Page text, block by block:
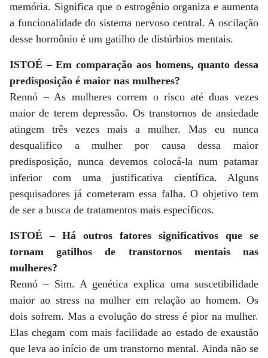
memória. Significa que o estrogênio organiza e aumenta
a funcionalidade do sistema nervoso central. A oscilação
desse hormônio é um gatilho de distúrbios mentais.
ISTOÉ – Em comparação aos homens, quanto dessa
predisposição é maior nas mulheres?
Rennó – As mulheres correm o risco até duas vezes
maior de terem depressão. Os transtornos de ansiedade
atingem três vezes mais a mulher. Mas eu nunca
desqualifico a mulher por causa dessa maior
predisposição, nunca devemos colocá-la num patamar
inferior com uma justificativa científica. Alguns
pesquisadores já cometeram essa falha. O objetivo tem
de ser a busca de tratamentos mais específicos.
ISTOÉ – Há outros fatores significativos que se
tornam gatilhos de transtornos mentais nas
mulheres?
Rennó – Sim. A genética explica uma suscetibilidade
maior ao stress na mulher em relação ao homem. Os
dois sofrem. Mas a evolução do stress é pior na mulher.
Elas chegam com mais facilidade ao estado de exaustão
que leva ao início de um transtorno mental. Ainda não se